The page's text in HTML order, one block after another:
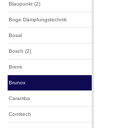
Blaupunkt (2)
Boge Dämpfungstechnik
Bosal
Bosch (2)
Bremi
Brunox
Caramba
Contitech